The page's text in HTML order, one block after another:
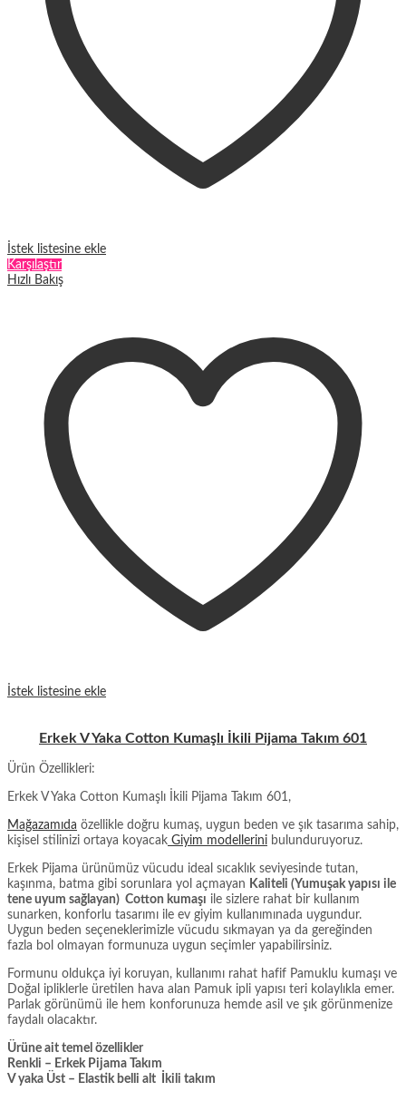
İstek listesine ekle
Karşılaştır
Hızlı Bakış
İstek listesine ekle
Erkek V Yaka Cotton Kumaşlı İkili Pijama Takım 601
Ürün Özellikleri:
Erkek V Yaka Cotton Kumaşlı İkili Pijama Takım 601,
Mağazamıda özellikle doğru kumaş, uygun beden ve şık tasarıma sahip,
kişisel stilinizi ortaya koyacak Giyim modellerini bulunduruyoruz.
Erkek Pijama ürünümüz vücudu ideal sıcaklık seviyesinde tutan,
kaşınma, batma gibi sorunlara yol açmayan Kaliteli (Yumuşak yapısı ile
tene uyum sağlayan) Cotton kumaşı ile sizlere rahat bir kullanım
sunarken, konforlu tasarımı ile ev giyim kullanımınada uygundur.
Uygun beden seçeneklerimizle vücudu sıkmayan ya da gereğinden
fazla bol olmayan formunuza uygun seçimler yapabilirsiniz.
Formunu oldukça iyi koruyan, kullanımı rahat hafif Pamuklu kumaşı ve
Doğal ipliklerle üretilen hava alan Pamuk ipli yapısı teri kolaylıkla emer.
Parlak görünümü ile hem konforunuza hemde asil ve şık görünmenize
faydalı olacaktır.
Ürüne ait temel özellikler
Renkli – Erkek Pijama Takım
V yaka Üst – Elastik belli alt İkili takım